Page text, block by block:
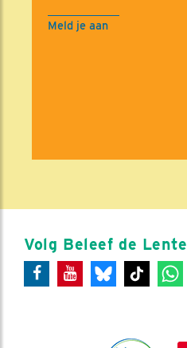
Meld je aan
Volg Beleef de Lente